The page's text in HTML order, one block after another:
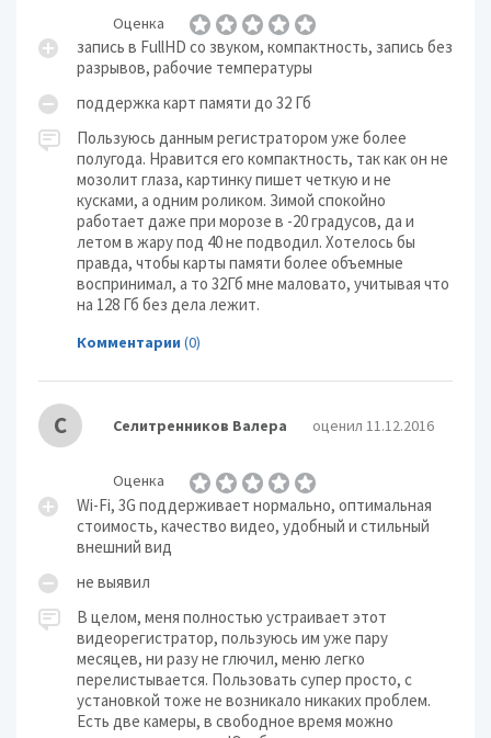
Оценка
запись в FullHD со звуком, компактность, запись без
разрывов, рабочие температуры
поддержка карт памяти до 32 Гб
Пользуюсь данным регистратором уже более
полугода. Нравится его компактность, так как он не
мозолит глаза, картинку пишет четкую и не
кусками, а одним роликом. Зимой спокойно
работает даже при морозе в -20 градусов, да и
летом в жару под 40 не подводил. Хотелось бы
правда, чтобы карты памяти более объемные
воспринимал, а то 32Гб мне маловато, учитывая что
на 128 Гб без дела лежит.
Комментарии (0)
С Селитренников Валера оценил 11.12.2016
Оценка
Wi-Fi, 3G поддерживает нормально, оптимальная
стоимость, качество видео, удобный и стильный
внешний вид
не выявил
В целом, меня полностью устраивает этот
видеорегистратор, пользуюсь им уже пару
месяцев, ни разу не глючил, меню легко
перелистывается. Пользовать супер просто, с
установкой тоже не возникало никаких проблем.
Есть две камеры, в свободное время можно